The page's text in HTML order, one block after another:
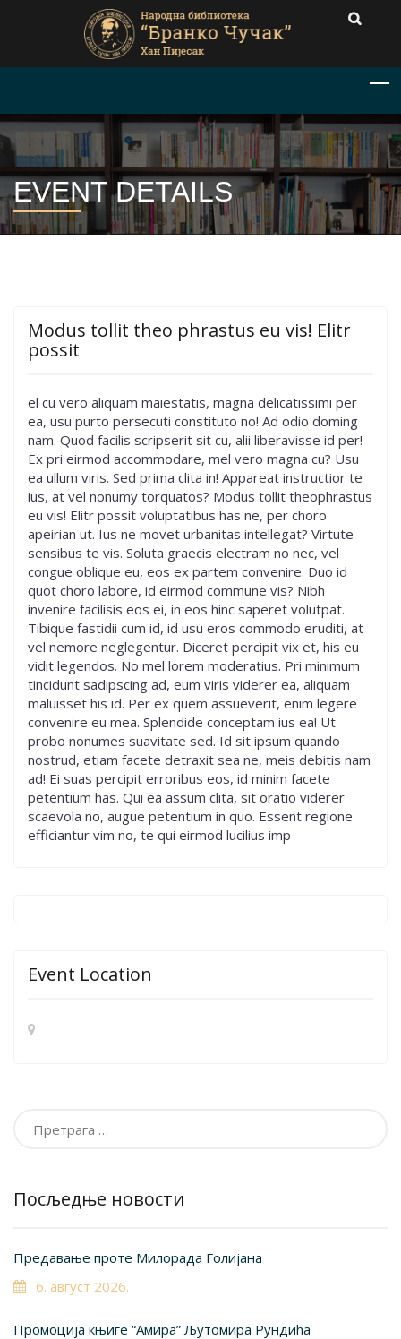
EVENT DETAILS
Modus tollit theo phrastus eu vis! Elitr
possit
el cu vero aliquam maiestatis, magna delicatissimi per
ea, usu purto persecuti constituto no! Ad odio doming
nam. Quod facilis scripserit sit cu, alii liberavisse id per!
Ex pri eirmod accommodare, mel vero magna cu? Usu
ea ullum viris. Sed prima clita in! Appareat instructior te
ius, at vel nonumy torquatos? Modus tollit theophrastus
eu vis! Elitr possit voluptatibus has ne, per choro
apeirian ut. Ius ne movet urbanitas intellegat? Virtute
sensibus te vis. Soluta graecis electram no nec, vel
congue oblique eu, eos ex partem convenire. Duo id
quot choro labore, id eirmod commune vis? Nibh
invenire facilisis eos ei, in eos hinc saperet volutpat.
Tibique fastidii cum id, id usu eros commodo eruditi, at
vel nemore neglegentur. Diceret percipit vix et, his eu
vidit legendos. No mel lorem moderatius. Pri minimum
tincidunt sadipscing ad, eum viris viderer ea, aliquam
maluisset his id. Per ex quem assueverit, enim legere
convenire eu mea. Splendide conceptam ius ea! Ut
probo nonumes suavitate sed. Id sit ipsum quando
nostrud, etiam facete detraxit sea ne, meis debitis nam
ad! Ei suas percipit erroribus eos, id minim facete
petentium has. Qui ea assum clita, sit oratio viderer
scaevola no, augue petentium in quo. Essent regione
efficiantur vim no, te qui eirmod lucilius imp
Event Location
Посљедње новости
Предавање проте Милорада Голијана
6. август 2026.
Промоција књиге “Амира” Љутомира Рундића